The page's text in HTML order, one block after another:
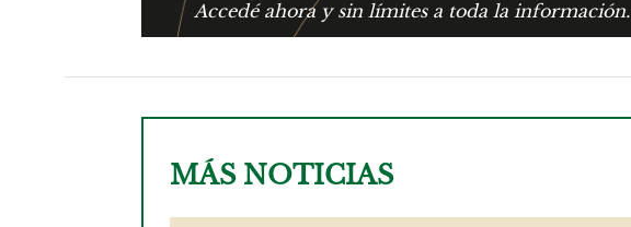
Accedé ahora y sin límites a toda la información.
MÁS NOTICIAS